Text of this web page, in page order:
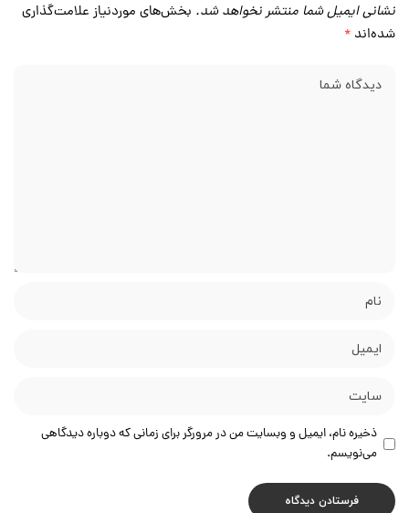
نشانی ایمیل شما منتشر نخواهد شد. بخش‌های موردنیاز علامت‌گذاری
شده‌اند *
ذخیره نام، ایمیل و وبسایت من در مرورگر برای زمانی که دوباره دیدگاهی
می‌نویسم.